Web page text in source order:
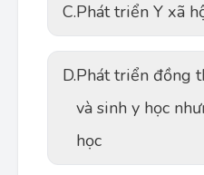
C.Phát triển Y xã
D.Phát triển đồng
và sinh y học
học